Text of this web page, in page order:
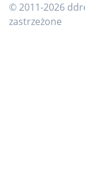
© 2011-2026
zastrzeżone